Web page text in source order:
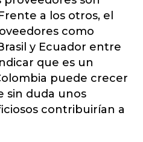
a los otros, el
como
y Ecuador entre
que es un
puede crecer
sin duda unos
contribuirían a